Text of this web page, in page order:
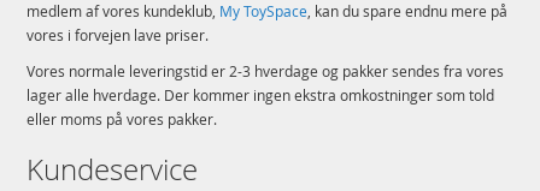
medlem af vores kundeklub, My ToySpace, kan du spare endnu mere på
vores i forvejen lave priser.
Vores normale leveringstid er 2-3 hverdage og pakker sendes fra vores
lager alle hverdage. Der kommer ingen ekstra omkostninger som told
eller moms på vores pakker.
Kundeservice